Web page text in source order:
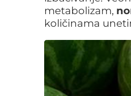
metabolizam,
količinama